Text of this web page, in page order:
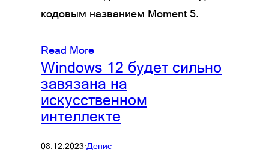
кодовым названием Moment 5.
Read More
Windows 12 будет сильно
завязана на
искусственном
интеллекте
08.12.2023·Денис